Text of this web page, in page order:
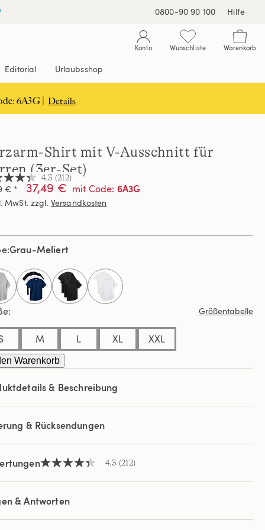
0800-90 90 100 Hilfe
Konto Wunschliste Warenkorb
Editorial Urlaubsshop
6A3G | Details
Shirt mit V-Ausschnitt für
(3er-Set)
4.3 (212)
€ * 37,49 € mit Code: 6A3G
MwSt. zzgl. Versandkosten
Grau-Meliert
selected
Größentabelle
M L XL XXL
Warenkorb
& Beschreibung
& Rücksendungen
4.3
5
Sternen,
Durchschnittswert
Bewertung.
4.3 (212)
& Antworten